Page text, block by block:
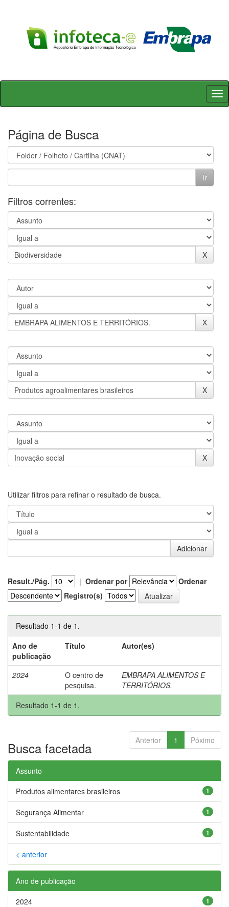
Skip
Página de Busca
Filtros correntes:
Utilizar filtros para refinar o resultado de busca.
Result./Pág. | Ordenar por
Ordenar
Registro(s)
Resultado 1-1 de 1.
Ano de
publicação
Título Autor(es)
2024
O centro de
pesquisa.
EMBRAPA ALIMENTOS E
TERRITÓRIOS.
Resultado 1-1 de 1.
Anterior 1 Póximo
Busca facetada
Assunto
1
Produtos alimentares brasileiros
1
Segurança Alimentar
1
Sustentabilidade
< anterior
Ano de publicação
1
2024